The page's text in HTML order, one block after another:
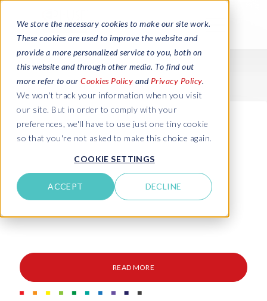
We store the necessary cookies to make our site work.
These cookies are used to improve the website and
provide a more personalized service to you, both on
this website and through other media. To find out
more refer to our Cookies Policy and Privacy Policy.
We won't track your information when you visit
our site. But in order to comply with your
preferences, we'll have to use just one tiny cookie
so that you're not asked to make this choice again.
COOKIE SETTINGS
ACCEPT DECLINE
READ MORE